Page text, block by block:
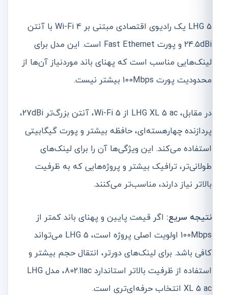
LHG 5 یک رادیوی اقتصادی مبتنی بر Wi-Fi 4 با آنتن
24.5dBi و پورت Fast Ethernet است. این مدل برای
لینک‌هایی مناسب است که پهنای باند موردنیاز آن‌ها از
محدودیت پورت 100Mbps بیشتر نیست.
در مقابل، LHG XL 5 ac از Wi-Fi 5، آنتن بزرگ‌تر 27dBi،
پردازنده چهارهسته‌ای، حافظه بیشتر و پورت گیگابیتی
استفاده می‌کند. این ویژگی‌ها آن را برای لینک‌های
طولانی‌تر، ترافیک بیشتر و پروژه‌هایی که به ظرفیت
بالاتر نیاز دارند، مناسب‌تر می‌کنند.
نتیجه سریع: اگر قیمت پایین و پهنای باند کمتر از
100Mbps اولویت اصلی پروژه است، LHG 5 می‌تواند
کافی باشد. برای لینک‌های دورتر، انتقال حجم بیشتر و
استفاده از ظرفیت بالاتر استاندارد 802.11ac، مدل LHG
XL 5 ac انتخاب حرفه‌ای‌تری است.